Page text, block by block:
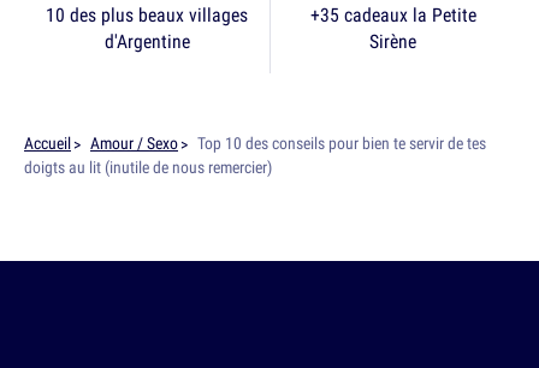
10 des plus beaux villages
d'Argentine
+35 cadeaux la Petite
Sirène
Accueil Amour / Sexo
Top 10 des conseils pour bien te servir de tes
doigts au lit (inutile de nous remercier)